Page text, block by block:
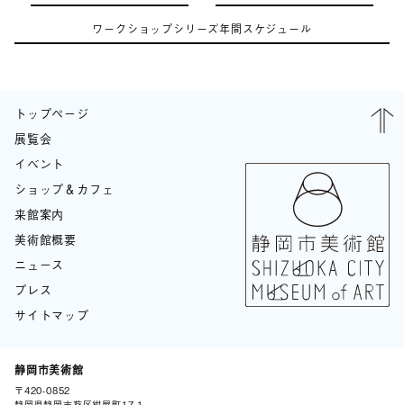
ワークショップシリーズ年間スケジュール
トップページ
展覧会
イベント
ショップ＆カフェ
来館案内
美術館概要
ニュース
プレス
サイトマップ
静岡市美術館
〒420-0852